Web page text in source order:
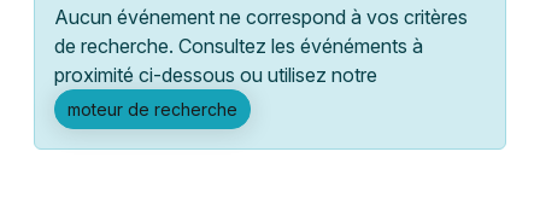
Activité & Expérience
Manifestations
Foires & salons
Lyon
Marseille
Mulhouse
Aucun événement ne correspond à vos critères
de recherche. Consultez les événéments à
proximité ci-dessous ou utilisez notre
moteur de recherche